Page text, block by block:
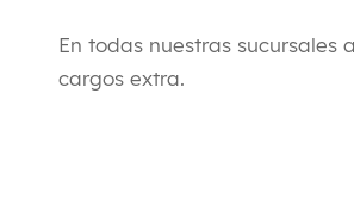
En todas nuestras
cargos extra.